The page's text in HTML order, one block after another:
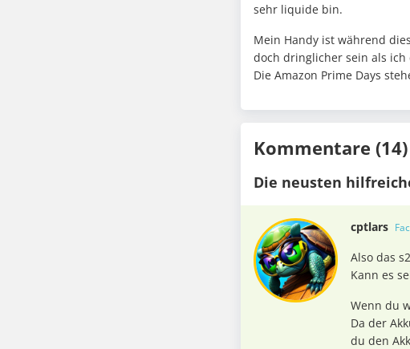
sehr liquide bin.
Mein Handy ist während
doch dringlicher sein als ich
Die Amazon Prime Days
Kommentare (14)
Die neusten
cptlars
Also das
Kann es
Wenn du
Da der
du den